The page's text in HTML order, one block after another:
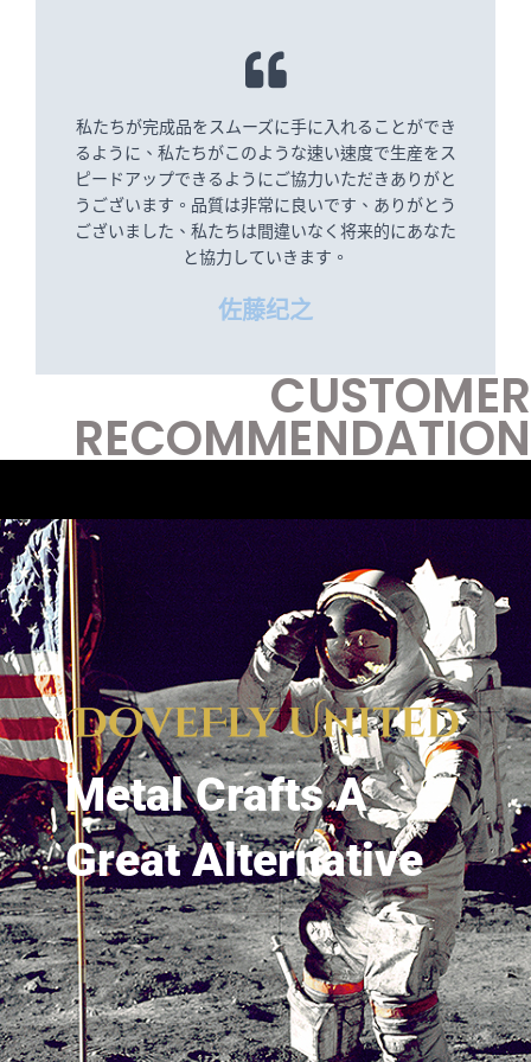
私たちが完成品をスムーズに手に入れることができ
るように、私たちがこのような速い速度で生産をス
ピードアップできるようにご協力いただきありがと
うございます。品質は非常に良いです、ありがとう
ございました、私たちは間違いなく将来的にあなた
と協力していきます。
佐藤纪之
CUSTOMER
RECOMMENDATION
Metal Crafts A
Great Alternative